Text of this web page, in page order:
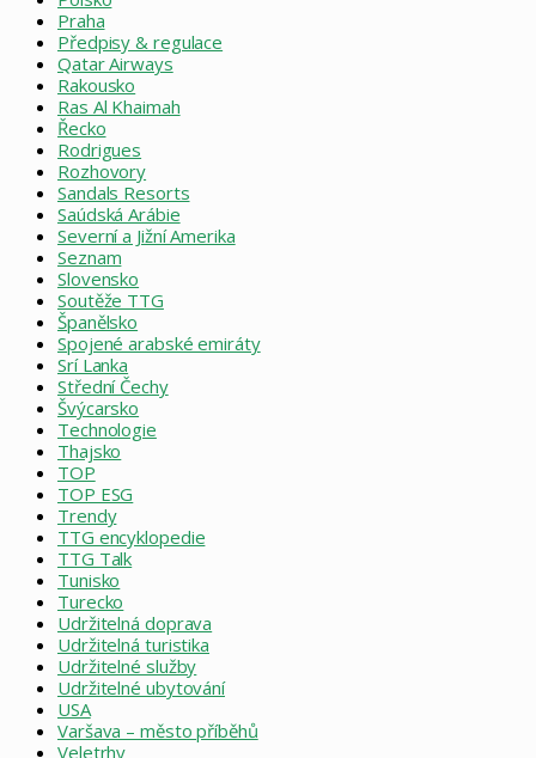
Praha
Předpisy & regulace
Qatar Airways
Rakousko
Ras Al Khaimah
Řecko
Rodrigues
Rozhovory
Sandals Resorts
Saúdská Arábie
Severní a Jižní Amerika
Seznam
Slovensko
Soutěže TTG
Španělsko
Spojené arabské emiráty
Srí Lanka
Střední Čechy
Švýcarsko
Technologie
Thajsko
TOP
TOP ESG
Trendy
TTG encyklopedie
TTG Talk
Tunisko
Turecko
Udržitelná doprava
Udržitelná turistika
Udržitelné služby
Udržitelné ubytování
USA
Varšava – město příběhů
Veletrhy